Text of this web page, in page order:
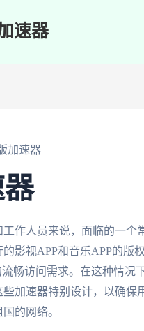
速器
加速器
作人员来说，面临的一
影视APP和音乐APP的版
畅访问需求。在这种情
加速器特别设计，以确保
的网络。